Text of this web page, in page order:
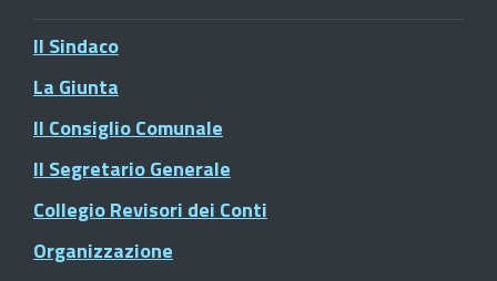
Il Sindaco
La Giunta
Il Consiglio Comunale
Il Segretario Generale
Collegio Revisori dei Conti
Organizzazione